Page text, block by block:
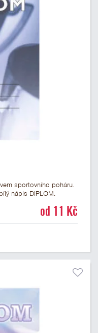
sportovního poháru.
nápis DIPLOM.
soutěží, ke kterým by
od 11 Kč